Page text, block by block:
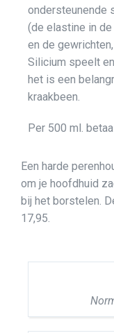
ondersteunende
(de elastine in
en de
Silicium speelt
het is een
kraakbeen.
Per 500 ml.
Een harde
om je hoofdhuid
bij het borstelen.
17,95.